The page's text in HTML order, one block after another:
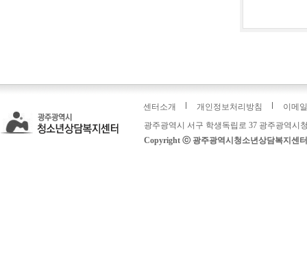
센터소개 개인정보처리방침
이메
광주광역시 서구 학생독립로 37 광주광역시
Copyright ⓒ 광주광역시청소년상담복지센